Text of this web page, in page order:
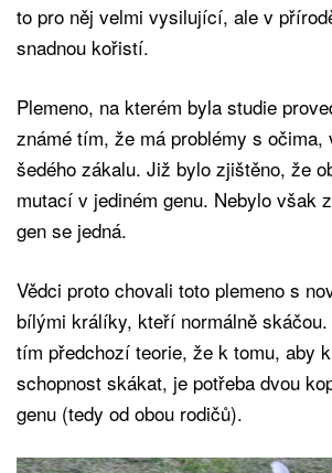
to pro něj velmi vysilující, ale v
snadnou kořistí.
Plemeno, na kterém byla studie
známé tím, že má problémy s očima,
šedého zákalu. Již bylo zjištěno, že
mutací v jediném genu. Nebylo však
gen se jedná.
Vědci proto chovali toto plemeno s
bílými králíky, kteří normálně
tím předchozí teorie, že k tomu, aby
schopnost skákat, je potřeba dvou
genu (tedy od obou rodičů).